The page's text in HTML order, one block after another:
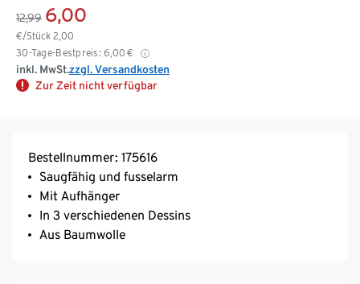
12,99 6,00
€/Stück 2,00
30-Tage-Bestpreis: 6,00 €
inkl. MwSt.zzgl. Versandkosten
Zur Zeit nicht verfügbar
Bestellnummer: 175616
Saugfähig und fusselarm
Mit Aufhänger
In 3 verschiedenen Dessins
Aus Baumwolle